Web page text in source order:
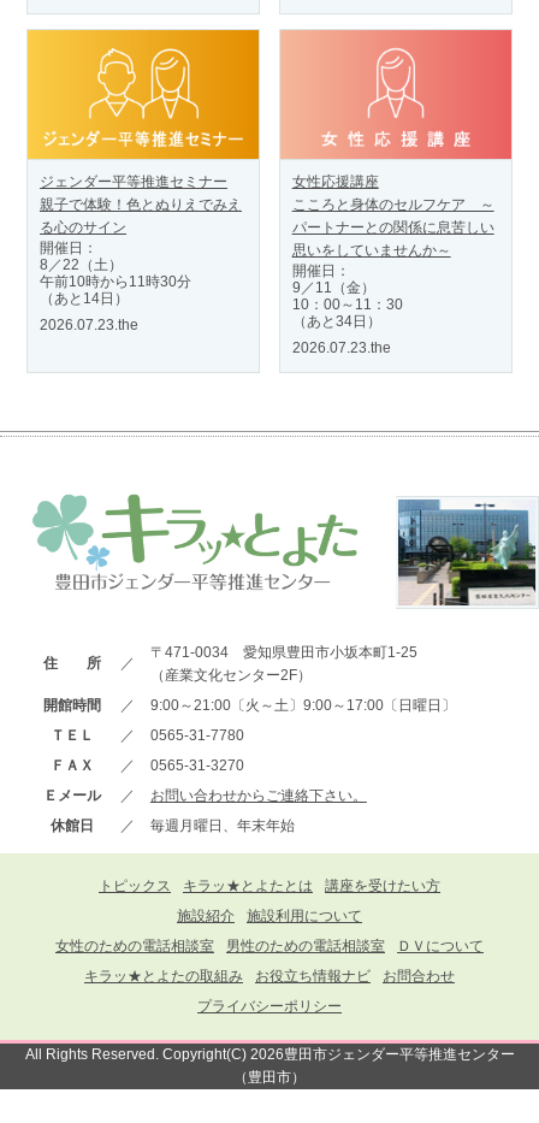
ジェンダー平等推進セミナー
親子で体験！色とぬりえでみえ
る心のサイン
開催日：
8／22（土）
午前10時から11時30分
（あと14日）
2026.07.23.the
女性応援講座
こころと身体のセルフケア ～
パートナーとの関係に息苦しい
思いをしていませんか～
開催日：
9／11（金）
10：00～11：30
（あと34日）
2026.07.23.the
住 所 ／
〒471-0034 愛知県豊田市小坂本町1-25
（産業文化センター2F）
開館時間
／
9:00～21:00〔火～土〕9:00～17:00〔日曜日〕
ＴＥＬ
／
0565-31-7780
ＦＡＸ
／
0565-31-3270
Ｅメール
／
お問い合わせからご連絡下さい。
休館日
／ 毎週月曜日、年末年始
トピックス キラッ★とよたとは
講座を受けたい方
施設紹介
施設利用について
女性のための電話相談室
男性のための電話相談室
ＤＶについて
キラッ★とよたの取組み
お役立ち情報ナビ
お問合わせ
プライバシーポリシー
All Rights Reserved. Copyright(C) 2026豊田市ジェンダー平等推進センター
（豊田市）